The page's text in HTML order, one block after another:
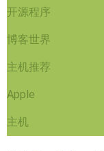
开源程序
博客世界
主机推荐
Apple
主机